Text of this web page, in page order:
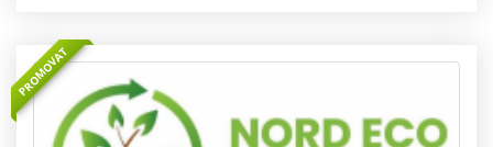
PROMOVAT